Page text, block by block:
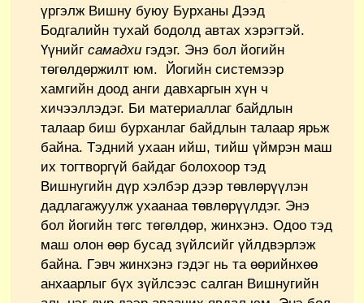
үргэлж Вишну буюу Бурханы Дээд
Бодгалийн тухай бодолд автах хэрэгтэй.
Үүнийг самадхи гэдэг. Энэ бол йогийн
төгөлдөржилт юм. Йогийн системээр
хамгийн доод анги давхаргын хүн ч
хичээллэдэг. Би материаллаг байдлын
талаар биш бурханлаг байдлын талаар ярьж
байна. Тэдний ухаан ийш, тийш үймрэн маш
их тогтворгүй байдаг болохоор тэд
Вишнугийн дүр хэлбэр дээр төвлөрүүлэн
дадлагажуулж ухаанаа төвлөрүүлдэг. Энэ
бол йогийн төгс төгөлдөр, жинхэнэ. Одоо тэд
маш олон өөр бусад зүйлсийг үйлдвэрлэж
байна. Гэвч жинхэнэ гэдэг нь та өөрийнхөө
анхаарлыг бүх зүйлсээс салган Вишнугийн